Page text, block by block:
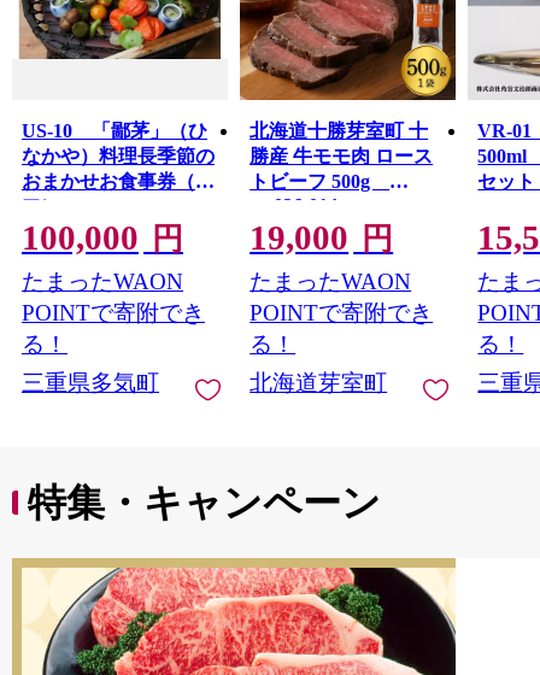
US-10 「鄙茅」（ひ
なかや）料理長季節の
おまかせお食事券（ペ
ア）
100,000 円
たまったWAON
POINTで寄附でき
る！
三重県多気町
北海道十勝芽室町 十
勝産 牛モモ肉 ロース
トビーフ 500g
me026-014c
19,000 円
たまったWAON
POINTで寄附でき
る！
北海道芽室町
VR-
500ml
セッ
たま
る！
三重
特集・キャンペーン